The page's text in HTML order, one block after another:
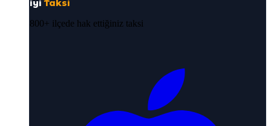
iyi Taksi
800+ ilçede hak ettiğiniz taksi